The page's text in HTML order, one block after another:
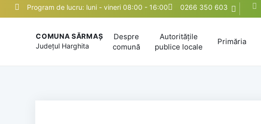
Program de lucru: luni - vineri 08:00 - 16:00 0266 350 603
COMUNA SĂRMAȘ
Județul Harghita
Despre
comună
Autoritățile
publice locale
Primăria